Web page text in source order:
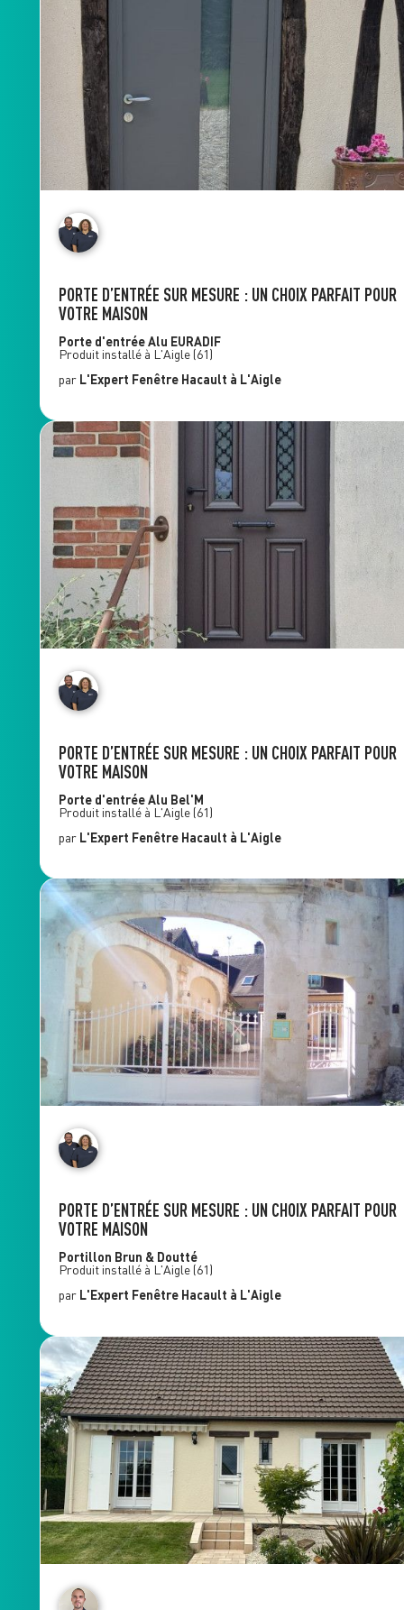
PORTE D’ENTRÉE SUR MESURE : UN CHOIX PARFAIT POUR
VOTRE MAISON
Porte d'entrée Alu EURADIF
Produit installé à L'Aigle (61)
par L'Expert Fenêtre Hacault à L'Aigle
PORTE D’ENTRÉE SUR MESURE : UN CHOIX PARFAIT POUR
VOTRE MAISON
Porte d'entrée Alu Bel'M
Produit installé à L'Aigle (61)
par L'Expert Fenêtre Hacault à L'Aigle
PORTE D’ENTRÉE SUR MESURE : UN CHOIX PARFAIT POUR
VOTRE MAISON
Portillon Brun & Doutté
Produit installé à L'Aigle (61)
par L'Expert Fenêtre Hacault à L'Aigle